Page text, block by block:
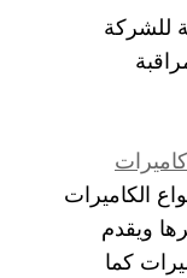
للشركة
كاميرات
الكاميرات
ويقدم
كما